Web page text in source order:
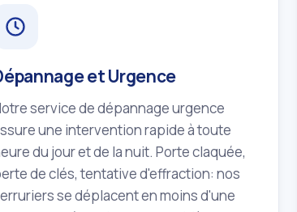
et Urgence
service de dépannage urgence
une intervention rapide à toute
du jour et de la nuit. Porte claquée,
de clés, tentative d'effraction: nos
se déplacent en moins d'une